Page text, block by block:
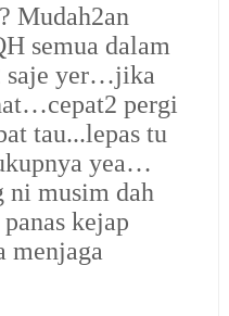
Mudah2an
semua dalam
saje yer…jika
pergi
tau...lepas tu
yea…
ni musim dah
kejap
menjaga